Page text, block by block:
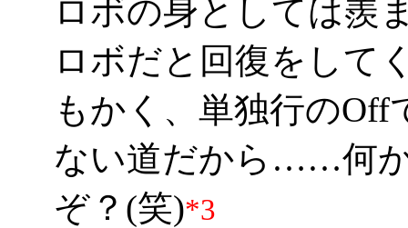
ロボの身としては羨
ロボだと回復をして
もかく、単独行の
ない道だから……何
ぞ？(笑)*3